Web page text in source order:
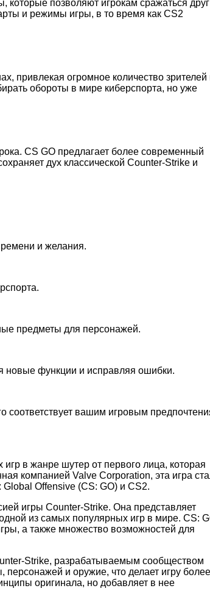
позволяют игрокам сражаться
и режимы игры, в то время как CS2
привлекая огромное количество зрителей
обороты в мире киберспорта, но уже
CS GO предлагает более современный
дух классической Counter-Strike и
и желания.
предметы для персонажей.
новые функции и исправляя ошибки.
соответствует вашим игровым
в жанре шутер от первого лица, которая
компанией Valve Corporation, эта игра
Global Offensive (CS: GO) и CS2.
игры Counter-Strike. Она представляет
из самых популярных игр в мире. CS:
а также множество возможностей для
Strike, разрабатываемым сообществом
и оружие, что делает игру более
оригинала, но добавляет в нее